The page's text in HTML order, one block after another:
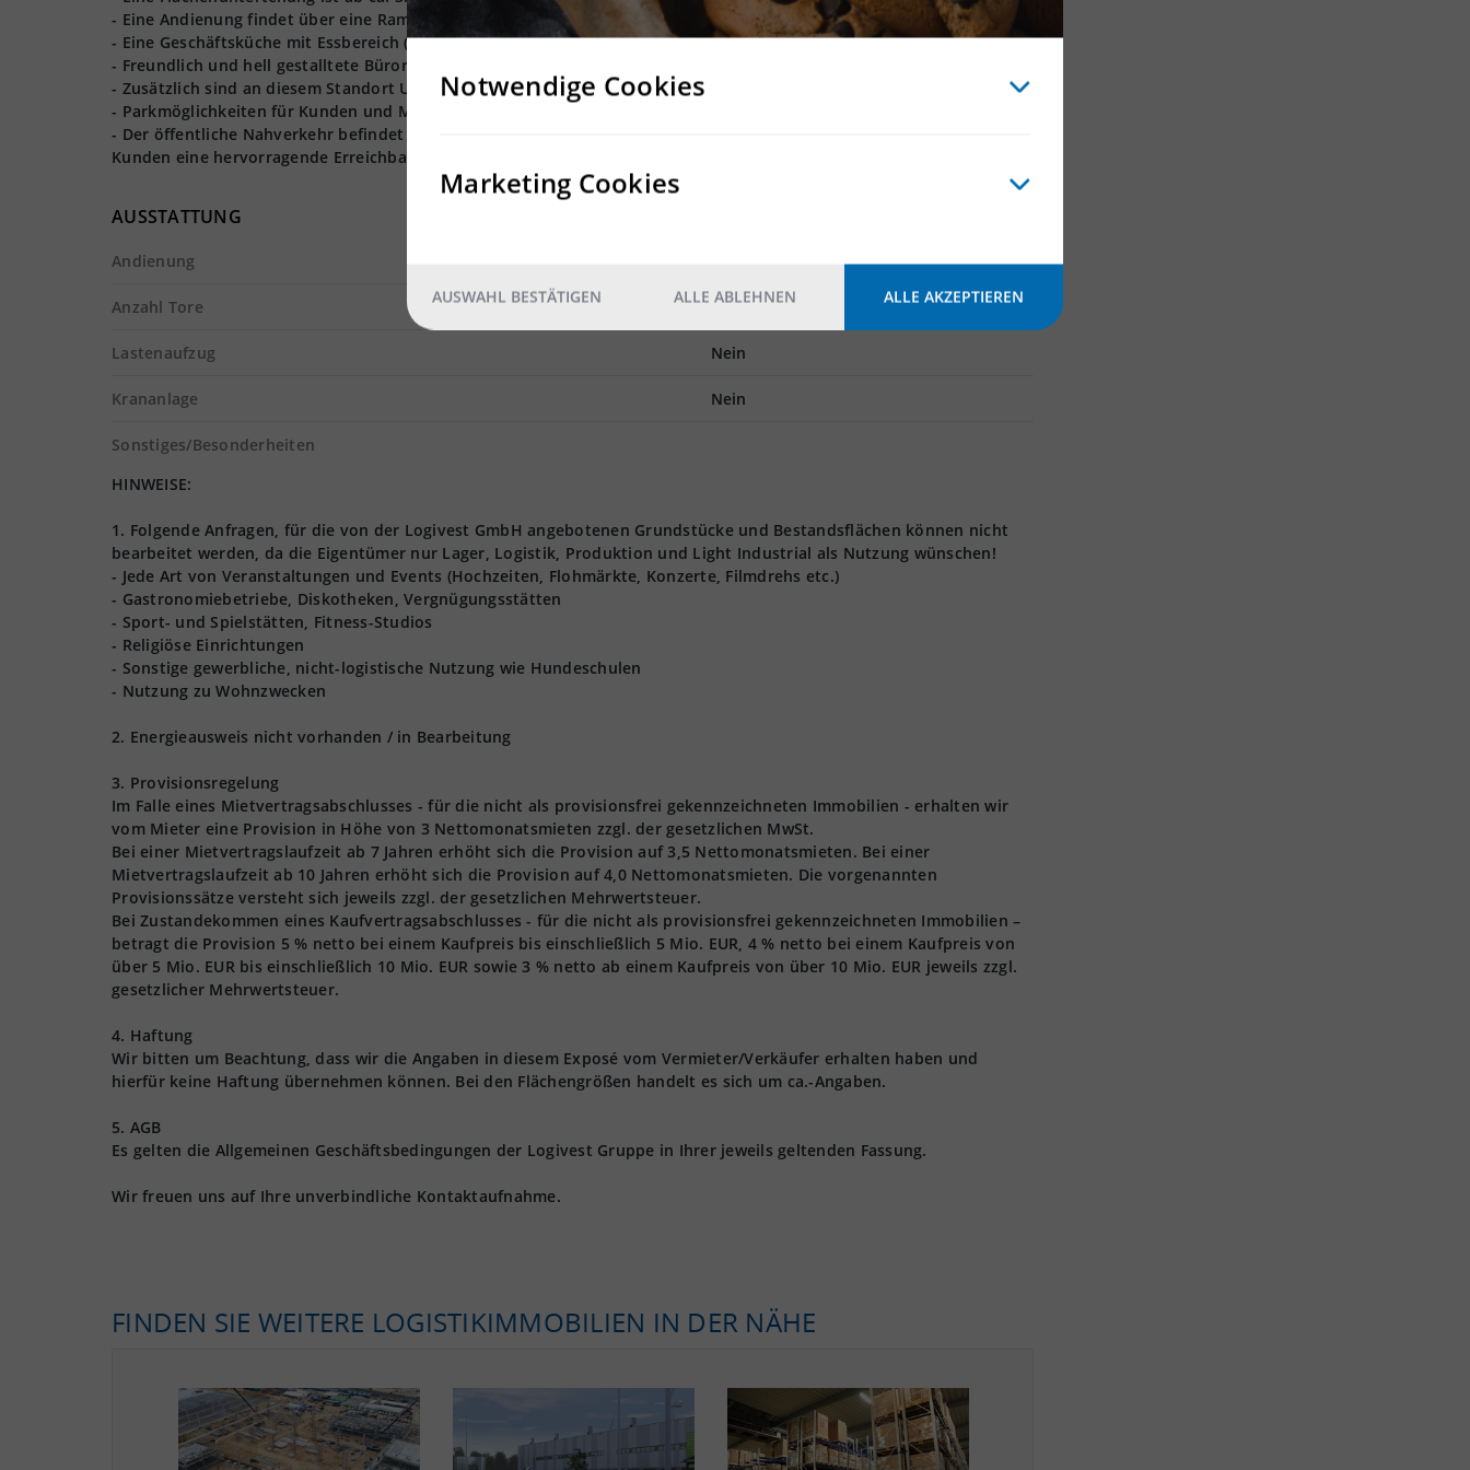
- Eine Andienung findet über eine Rampe und mehrere ebenerdige Tore statt
- Eine Geschäftsküche mit Essbereich (Mensa) ist vorhanden
- Freundlich und hell gestalltete Büroräumlichkeiten bieten zudem ausreichend Platz für Fortbildungen und Meetings
- Zusätzlich sind an diesem Standort Umkleideräume, Duschen und WCs für Damen und Herren vorhanden
- Parkmöglichkeiten für Kunden und Mitarbeiter stehen ebenfalls in ausreichender Anzahl zur Verfügung
- Der öffentliche Nahverkehr befindet sich nur wenige Gehminuten entfernt und ermöglicht Mitarbeitern als auch
Kunden eine hervorragende Erreichbarkeit
AUSSTATTUNG
Andienung
Anzahl Tore Rampe und ebenerdige Tore
Lastenaufzug Nein
Krananlage Nein
Sonstiges/Besonderheiten
HINWEISE:
1. Folgende Anfragen, für die von der Logivest GmbH angebotenen Grundstücke und Bestandsflächen können nicht
bearbeitet werden, da die Eigentümer nur Lager, Logistik, Produktion und Light Industrial als Nutzung wünschen!
- Jede Art von Veranstaltungen und Events (Hochzeiten, Flohmärkte, Konzerte, Filmdrehs etc.)
- Gastronomiebetriebe, Diskotheken, Vergnügungsstätten
- Sport- und Spielstätten, Fitness-Studios
- Religiöse Einrichtungen
- Sonstige gewerbliche, nicht-logistische Nutzung wie Hundeschulen
- Nutzung zu Wohnzwecken
2. Energieausweis nicht vorhanden / in Bearbeitung
3. Provisionsregelung
Im Falle eines Mietvertragsabschlusses - für die nicht als provisionsfrei gekennzeichneten Immobilien - erhalten wir
vom Mieter eine Provision in Höhe von 3 Nettomonatsmieten zzgl. der gesetzlichen MwSt.
Bei einer Mietvertragslaufzeit ab 7 Jahren erhöht sich die Provision auf 3,5 Nettomonatsmieten. Bei einer
Mietvertragslaufzeit ab 10 Jahren erhöht sich die Provision auf 4,0 Nettomonatsmieten. Die vorgenannten
Provisionssätze versteht sich jeweils zzgl. der gesetzlichen Mehrwertsteuer.
Bei Zustandekommen eines Kaufvertragsabschlusses - für die nicht als provisionsfrei gekennzeichneten Immobilien –
betragt die Provision 5 % netto bei einem Kaufpreis bis einschließlich 5 Mio. EUR, 4 % netto bei einem Kaufpreis von
über 5 Mio. EUR bis einschließlich 10 Mio. EUR sowie 3 % netto ab einem Kaufpreis von über 10 Mio. EUR jeweils zzgl.
gesetzlicher Mehrwertsteuer.
4. Haftung
Wir bitten um Beachtung, dass wir die Angaben in diesem Exposé vom Vermieter/Verkäufer erhalten haben und
hierfür keine Haftung übernehmen können. Bei den Flächengrößen handelt es sich um ca.-Angaben.
5. AGB
Es gelten die Allgemeinen Geschäftsbedingungen der Logivest Gruppe in Ihrer jeweils geltenden Fassung.
Wir freuen uns auf Ihre unverbindliche Kontaktaufnahme.
FINDEN SIE WEITERE LOGISTIKIMMOBILIEN IN DER NÄHE
Notwendige Cookies
Marketing Cookies
AUSWAHL BESTÄTIGEN ALLE ABLEHNEN ALLE AKZEPTIEREN